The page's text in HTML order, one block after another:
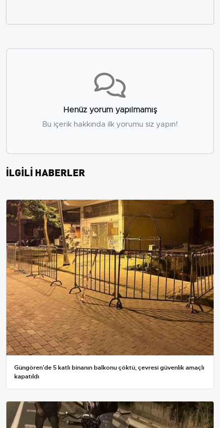
Henüz yorum yapılmamış
Bu içerik hakkında ilk yorumu siz yapın!
İLGİLİ HABERLER
Güngören'de 5 katlı binanın balkonu çöktü, çevresi güvenlik amaçlı
kapatıldı